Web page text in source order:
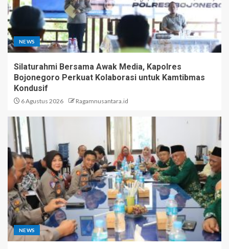
NEWS
Silaturahmi Bersama Awak Media, Kapolres
Bojonegoro Perkuat Kolaborasi untuk Kamtibmas
Kondusif
6 Agustus 2026 Ragamnusantara.id
NEWS